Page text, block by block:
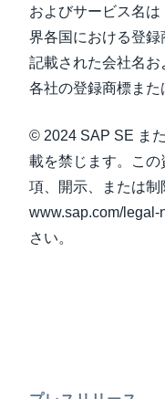
およびサービス名
界各国における登
記載された会社名
各社の登録商標また
© 2024 SAP SE ま
載を禁じます。こ
項、開示、または制
www.sap.com/
さい。